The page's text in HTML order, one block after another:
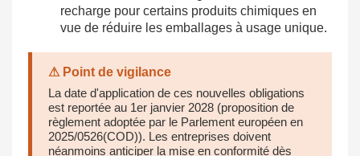
recharge pour certains produits chimiques en
vue de réduire les emballages à usage unique.
⚠ Point de vigilance
La date d'application de ces nouvelles obligations
est reportée au 1er janvier 2028 (proposition de
règlement adoptée par le Parlement européen en
2025/0526(COD)). Les entreprises doivent
néanmoins anticiper la mise en conformité dès